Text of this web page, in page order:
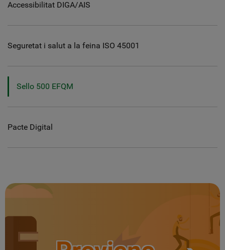
Accessibilitat DIGA/AIS
Seguretat i salut a la feina ISO 45001
Sello 500 EFQM
Pacte Digital